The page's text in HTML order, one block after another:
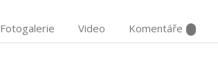
Fotogalerie Video Komentáře